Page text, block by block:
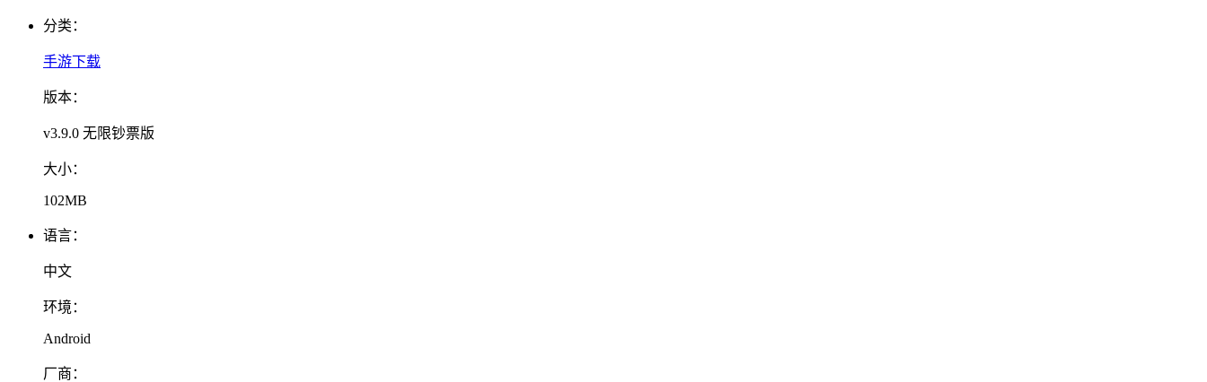
分类：
手游下载
版本：
v3.9.0 无限钞票版
大小：
102MB
语言：
中文
环境：
Android
厂商：